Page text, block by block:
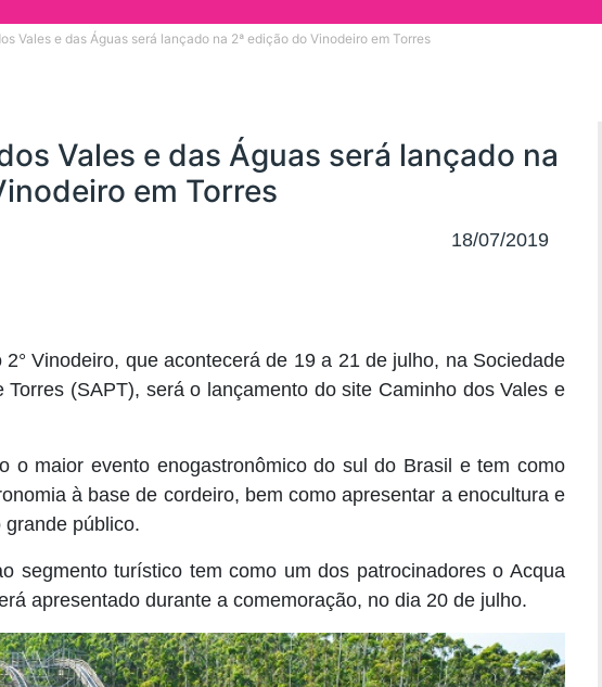
Vales e das Águas será lançado na 2ª edição do Vinodeiro em Torres
Vales e das Águas será lançado na
em Torres
18/07/2019
Vinodeiro, que acontecerá de 19 a 21 de julho, na Sociedade
Torres (SAPT), será o lançamento do site Caminho dos Vales e
o maior evento enogastronômico do sul do Brasil e tem como
à base de cordeiro, bem como apresentar a enocultura e
público.
segmento turístico tem como um dos patrocinadores o Acqua
apresentado durante a comemoração, no dia 20 de julho.